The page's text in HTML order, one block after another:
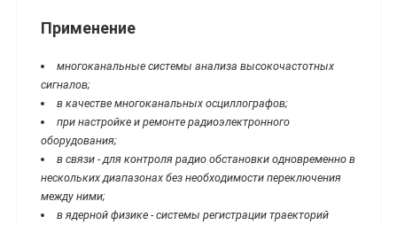
Применение
многоканальные системы анализа высокочастотных
сигналов;
в качестве многоканальных осциллографов;
при настройке и ремонте радиоэлектронного
оборудования;
в связи - для контроля радио обстановки одновременно в
нескольких диапазонах без необходимости переключения
между ними;
в ядерной физике - системы регистрации траекторий